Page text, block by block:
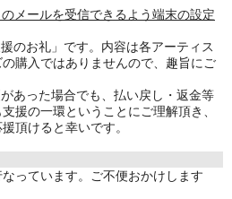
メールを受信できるよう端末の設定
のお礼」です。内容は各アーティス
購入ではありませんので、趣旨にご
あった場合でも、払い戻し・返金等
援の一環ということにご理解頂き、
頂けると幸いです。
っています。ご不便おかけします